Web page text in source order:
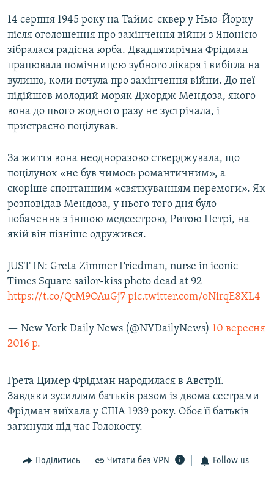
14 серпня 1945 року на Таймс-сквер у Нью-Йорку
після оголошення про закінчення війни з Японією
зібралася радісна юрба. Двадцятирічна Фрідман
працювала помічницею зубного лікаря і вибігла на
вулицю, коли почула про закінчення війни. До неї
підійшов молодий моряк Джордж Мендоза, якого
вона до цього жодного разу не зустрічала, і
пристрасно поцілував.
За життя вона неодноразово стверджувала, що
поцілунок «не був чимось романтичним», а
скоріше спонтанним «святкуванням перемоги». Як
розповідав Мендоза, у нього того дня було
побачення з іншою медсестрою, Ритою Петрі, на
якій він пізніше одружився.
JUST IN: Greta Zimmer Friedman, nurse in iconic
Times Square sailor-kiss photo dead at 92
https://t.co/QtM9OAuGj7 pic.twitter.com/oNirqE8XL4
— New York Daily News (@NYDailyNews) 10 вересня
2016 р.
Грета Цимер Фрідман народилася в Австрії.
Завдяки зусиллям батьків разом із двома сестрами
Фрідман виїхала у США 1939 року. Обоє її батьків
загинули під час Голокосту.
Поділитись Читати без VPN Follow us